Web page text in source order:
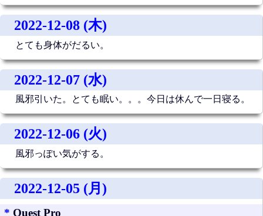
2022-12-08 (木)
とても身体がだるい。
2022-12-07 (水)
風邪引いた。とても眠い。。。今日は休んで一日寝る。
2022-12-06 (火)
風邪っぽい気がする。
2022-12-05 (月)
* Quest Pro